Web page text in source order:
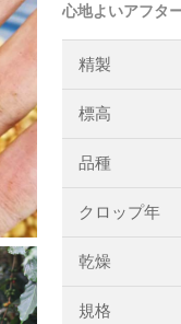
心地よいアフタ
精製
標高
品種
クロップ年
乾燥
規格